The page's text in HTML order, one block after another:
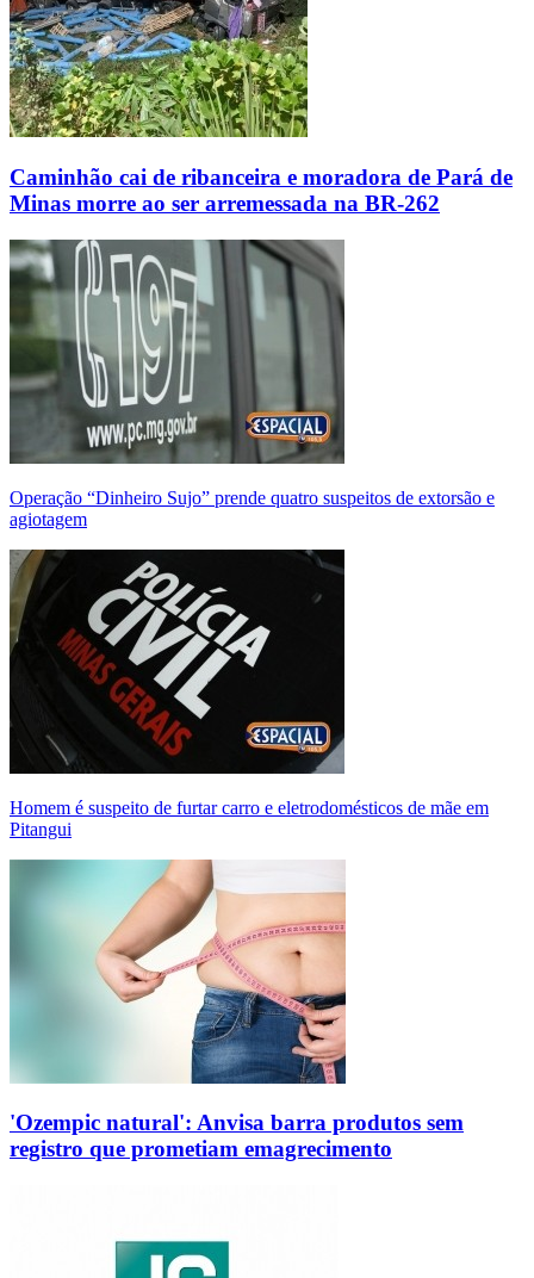
Caminhão cai de ribanceira e moradora de Pará de
Minas morre ao ser arremessada na BR-262
Operação “Dinheiro Sujo” prende quatro suspeitos de extorsão e
agiotagem
Homem é suspeito de furtar carro e eletrodomésticos de mãe em
Pitangui
'Ozempic natural': Anvisa barra produtos sem
registro que prometiam emagrecimento